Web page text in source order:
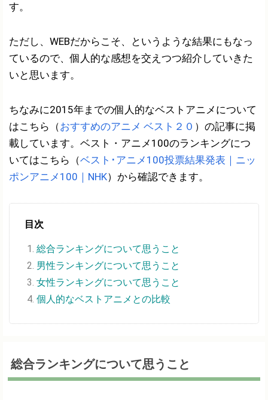
す。
ただし、WEBだからこそ、というような結果にもなっ
ているので、個人的な感想を交えつつ紹介していきた
いと思います。
ちなみに2015年までの個人的なベストアニメについて
はこちら（おすすめのアニメ ベスト２０ ）の記事に掲
載しています。ベスト・アニメ100のランキングにつ
いてはこちら（ベスト･アニメ100投票結果発表｜ニッ
ポンアニメ100｜NHK）から確認できます。
目次
総合ランキングについて思うこと
男性ランキングについて思うこと
女性ランキングについて思うこと
個人的なベストアニメとの比較
総合ランキングについて思うこと